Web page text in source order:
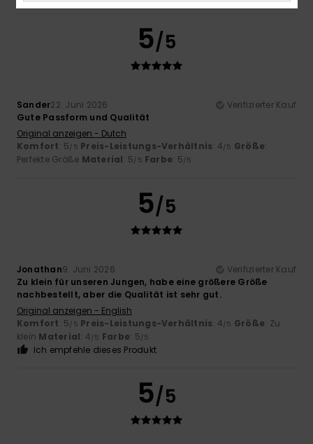
5/5
Sander22. Juni 2026
Verifizierter Kauf
Gute Passform und Qualität
Original anzeigen - Dutch
Komfort: 5/5 Preis-Leistungs-Verhältnis: 4/5 Größe:
Perfekte Größe Material: 5/5 Farbe: 5/5
5/5
Jonathan9. Juni 2026
Verifizierter Kauf
Zu klein für unseren Jungen, habe eine größere Größe
nachbestellt, aber die Qualität ist sehr gut.
Original anzeigen - English
Komfort: 5/5 Preis-Leistungs-Verhältnis: 4/5 Größe: Zu
klein Material: 4/5 Farbe: 5/5
Ich empfehle dieses Produkt
5/5